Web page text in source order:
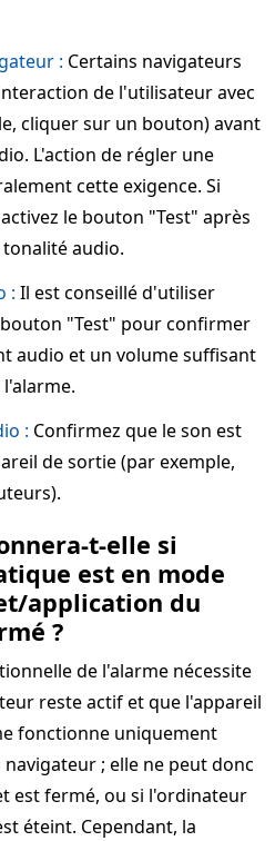
: Certains navigateurs
de l'utilisateur avec
cliquer sur un bouton) avant
L'action de régler une
cette exigence. Si
le bouton "Test" après
audio.
: Il est conseillé d'utiliser
"Test" pour confirmer
audio et un volume suffisant
: Confirmez que le son est
de sortie (par exemple,
t-elle si
est en mode
application du
?
de l'alarme nécessite
reste actif et que l'appareil
fonctionne uniquement
; elle ne peut donc
est fermé, ou si l'ordinateur
éteint. Cependant, la